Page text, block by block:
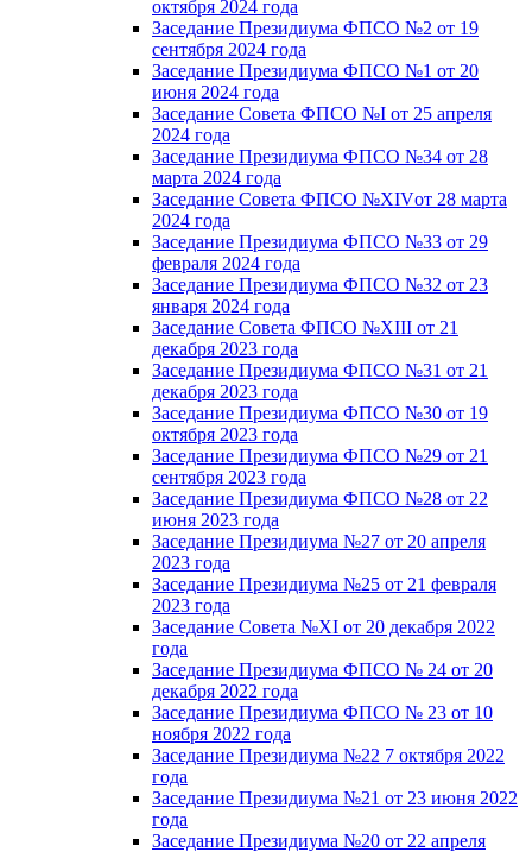
октября 2024 года
Заседание Президиума ФПСО №2 от 19
сентября 2024 года
Заседание Президиума ФПСО №1 от 20
июня 2024 года
Заседание Совета ФПСО №I от 25 апреля
2024 года
Заседание Президиума ФПСО №34 от 28
марта 2024 года
Заседание Совета ФПСО №XIVот 28 марта
2024 года
Заседание Президиума ФПСО №33 от 29
февраля 2024 года
Заседание Президиума ФПСО №32 от 23
января 2024 года
Заседание Совета ФПСО №XIII от 21
декабря 2023 года
Заседание Президиума ФПСО №31 от 21
декабря 2023 года
Заседание Президиума ФПСО №30 от 19
октября 2023 года
Заседание Президиума ФПСО №29 от 21
сентября 2023 года
Заседание Президиума ФПСО №28 от 22
июня 2023 года
Заседание Президиума №27 от 20 апреля
2023 года
Заседание Президиума №25 от 21 февраля
2023 года
Заседание Совета №XI от 20 декабря 2022
года
Заседание Президиума ФПСО № 24 от 20
декабря 2022 года
Заседание Президиума ФПСО № 23 от 10
ноября 2022 года
Заседание Президиума №22 7 октября 2022
года
Заседание Президиума №21 от 23 июня 2022
года
Заседание Президиума №20 от 22 апреля